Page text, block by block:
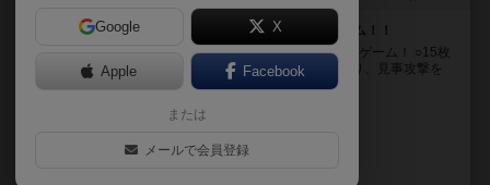
15種の忍術カードを駆使して戦う本格戦術ボードゲーム！！
○甲賀軍、伊賀軍に分かれて戦う、本格忍術対戦ボードゲーム！ ○15枚
の多彩な忍術カードを駆使して見えない敵の位置を探り、見事攻撃を
命中させよ！ 忍術対戦「タク...
Google X
Apple Facebook
または
メールで会員登録